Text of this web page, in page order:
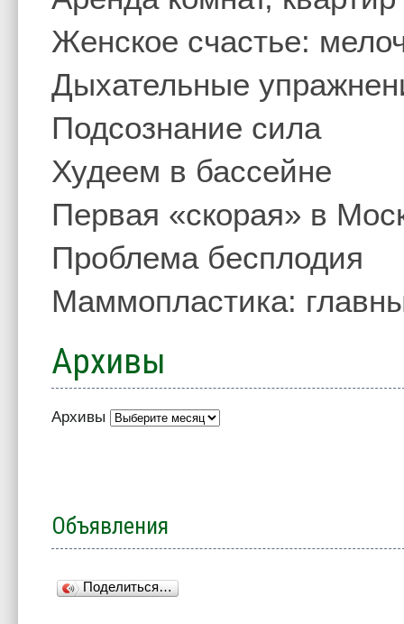
Женское счастье:
Дыхательные
Подсознание сила
Худеем в бассейне
Первая «скорая» в
Проблема бесплодия
Маммопластика:
Архивы
Архивы
Объявления
Поделиться…